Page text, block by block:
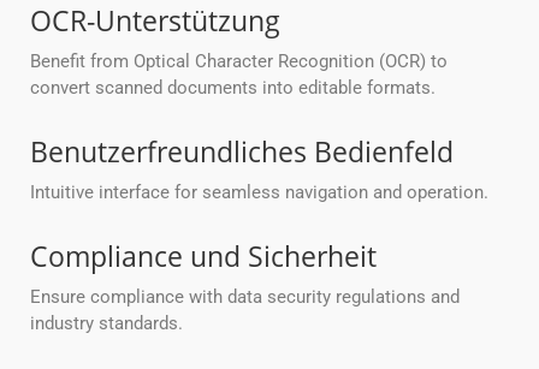
OCR-Unterstützung
Benefit from Optical Character Recognition (OCR) to
convert scanned documents into editable formats.
Benutzerfreundliches Bedienfeld
Intuitive interface for seamless navigation and operation.
Compliance und Sicherheit
Ensure compliance with data security regulations and
industry standards.